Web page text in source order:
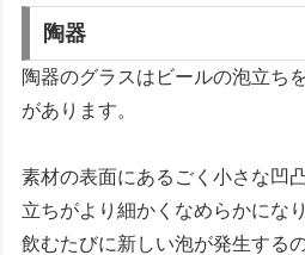
陶器
陶器のグラスはビールの泡立ち
があります。
素材の表面にあるごく小さな凹
立ちがより細かくなめらかになり
飲むたびに新しい泡が発生する